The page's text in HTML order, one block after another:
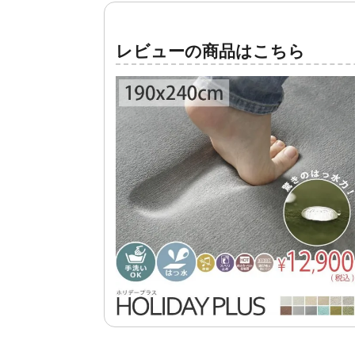
レビューの商品はこちら